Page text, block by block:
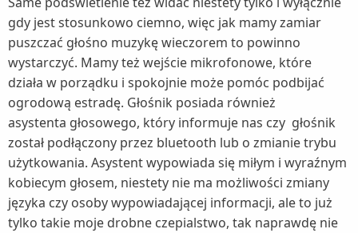
gdy jest stosunkowo ciemno, więc jak mamy zamiar
puszczać głośno muzykę wieczorem to powinno
wystarczyć. Mamy też wejście mikrofonowe, które
działa w porządku i spokojnie może pomóc podbijać
ogrodową estradę. Głośnik posiada również
asystenta głosowego, który informuje nas czy głośnik
został podłączony przez bluetooth lub o zmianie trybu
użytkowania. Asystent wypowiada się miłym i wyraźnym
kobiecym głosem, niestety nie ma możliwości zmiany
języka czy osoby wypowiadającej informacji, ale to już
tylko takie moje drobne czepialstwo, tak naprawdę nie